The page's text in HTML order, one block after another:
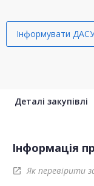
Інформувати
Деталі закупівлі
Інформація
open_in_new Як перевірити